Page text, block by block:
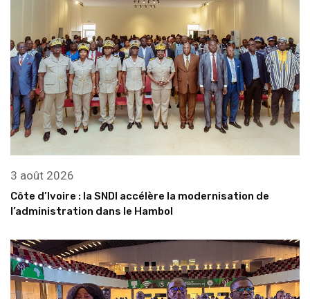
3 août 2026
Côte d’Ivoire : la SNDI accélère la modernisation de
l’administration dans le Hambol